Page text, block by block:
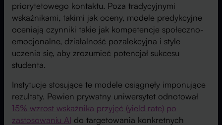
priorytetowego kontaktu. Poza tradycyjnymi
wskaźnikami, takimi jak oceny, modele predykcyjne
oceniają czynniki takie jak kompetencje społeczno-
emocjonalne, działalność pozalekcyjna i style
uczenia się, aby zrozumieć potencjał sukcesu
studenta.
Instytucje stosujące te modele osiągnęły imponujące
rezultaty. Pewien prywatny uniwersytet odnotował
15% wzrost wskaźnika przyjęć (yield rate) po
zastosowaniu AI do targetowania konkretnych